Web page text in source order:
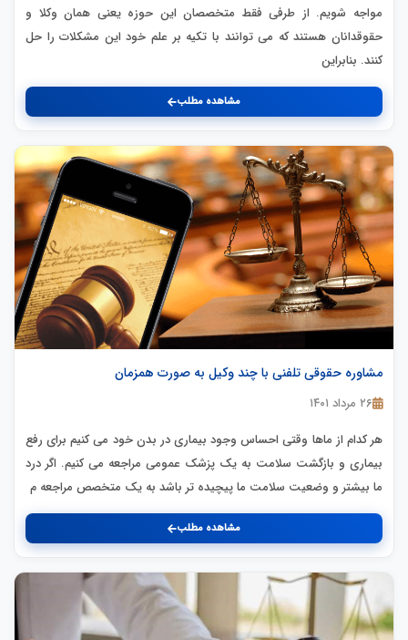
مواجه شویم. از طرفی فقط متخصصان این حوزه یعنی همان وکلا و
حقوقدانان هستند که می توانند با تکیه بر علم خود این مشکلات را حل
کنند. بنابراین
مشاهده مطلب
مشاوره حقوقی تلفنی با چند وکیل به صورت همزمان
۲۶ مرداد ۱۴۰۱
هر کدام از ماها وقتی احساس وجود بیماری در بدن خود می کنیم برای رفع
بیماری و بازگشت سلامت به یک پزشک عمومی مراجعه می کنیم. اگر درد
ما بیشتر و وضعیت سلامت ما پیچیده تر باشد به یک متخصص مراجعه م
مشاهده مطلب